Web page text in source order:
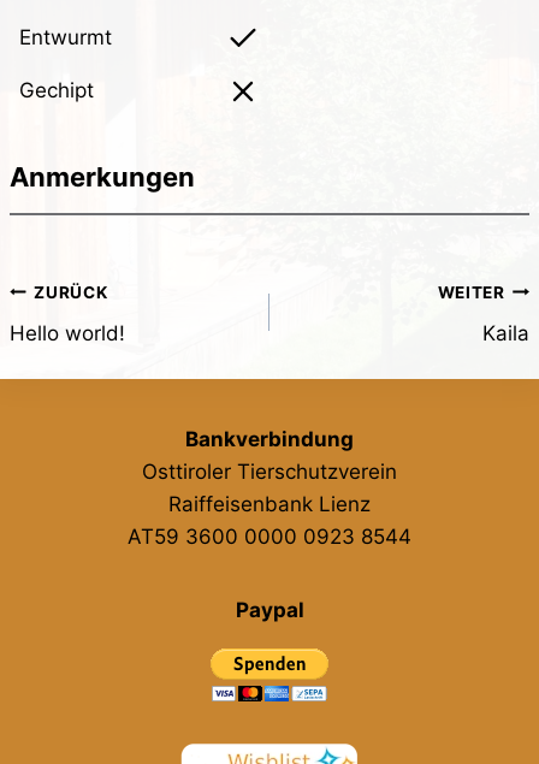
Entwurmt
Gechipt
Anmerkungen
Beitragsnavigation
ZURÜCK
Hello world!
WEITER
Kaila
Bankverbindung
Osttiroler Tierschutzverein
Raiffeisenbank Lienz
AT59 3600 0000 0923 8544
Paypal